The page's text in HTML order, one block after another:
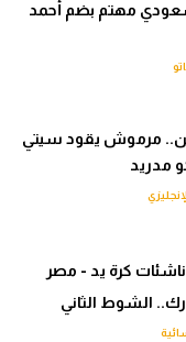
مهتم بضم أحمد
مرموش يقود سيتي
مدريد
كرة يد - مصر